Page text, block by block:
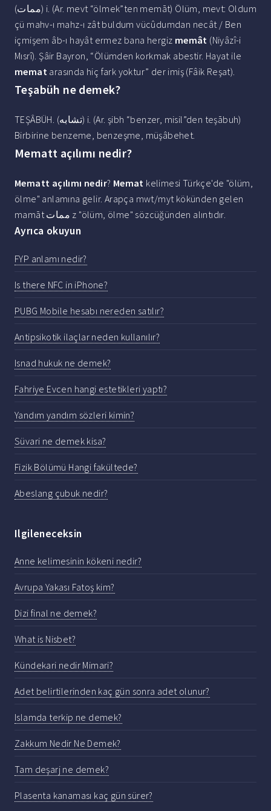
(ﻣﻤﺎﺕ) i. (Ar. mevt “ölmek”ten memāt) Ölüm, mevt: Oldum
çü mahv-ı mahz-ı zât buldum vücûdumdan necât / Ben
içmişem âb-ı hayât ermez bana hergiz memât (Niyâzî-i
Mısrî). Şâir Bayron, “Ölümden korkmak abestir. Hayat ile
memat arasında hiç fark yoktur” der imiş (Fâik Reşat).
Teşabüh ne demek?
TEŞÂBÜH. (ﺗﺸﺎﺑﻪ) i. (Ar. şibh “benzer, misil”den teşābuh)
Birbirine benzeme, benzeşme, müşâbehet.
Mematt açılımı nedir?
Mematt açılımı nedir? Memat kelimesi Türkçe'de "ölüm,
ölme" anlamına gelir. Arapça mwt/myt kökünden gelen
mamāt ممات z "ölüm, ölme" sözcüğünden alıntıdır.
Ayrıca okuyun
FYP anlamı nedir?
Is there NFC in iPhone?
PUBG Mobile hesabı nereden satılır?
Antipsikotik ilaçlar neden kullanılır?
Isnad hukuk ne demek?
Fahriye Evcen hangi estetikleri yaptı?
Yandım yandım sözleri kimin?
Süvari ne demek kisa?
Fizik Bölümü Hangi fakültede?
Abeslang çubuk nedir?
Ilgileneceksin
Anne kelimesinin kökeni nedir?
Avrupa Yakası Fatoş kim?
Dizi final ne demek?
What is Nisbet?
Kündekari nedir Mimari?
Adet belirtilerinden kaç gün sonra adet olunur?
Islamda terkip ne demek?
Zakkum Nedir Ne Demek?
Tam deşarj ne demek?
Plasenta kanaması kaç gün sürer?